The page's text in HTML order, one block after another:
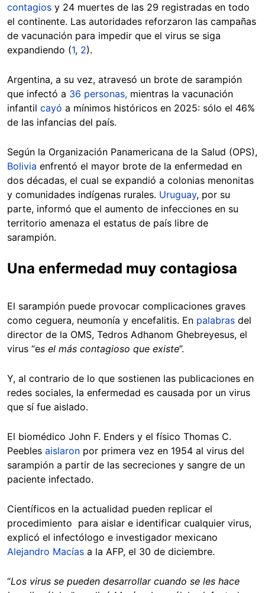
contagios y 24 muertes de las 29 registradas en todo
el continente. Las autoridades reforzaron las campañas
de vacunación para impedir que el virus se siga
expandiendo (1, 2).
Argentina, a su vez, atravesó un brote de sarampión
que infectó a 36 personas, mientras la vacunación
infantil cayó a mínimos históricos en 2025: sólo el 46%
de las infancias del país.
Según la Organización Panamericana de la Salud (OPS),
Bolivia enfrentó el mayor brote de la enfermedad en
dos décadas, el cual se expandió a colonias menonitas
y comunidades indígenas rurales. Uruguay, por su
parte, informó que el aumento de infecciones en su
territorio amenaza el estatus de país libre de
sarampión.
Una enfermedad muy contagiosa
El sarampión puede provocar complicaciones graves
como ceguera, neumonía y encefalitis. En palabras del
director de la OMS, Tedros Adhanom Ghebreyesus, el
virus “es el más contagioso que existe”.
Y, al contrario de lo que sostienen las publicaciones en
redes sociales, la enfermedad es causada por un virus
que sí fue aislado.
El biomédico John F. Enders y el físico Thomas C.
Peebles aislaron por primera vez en 1954 al virus del
sarampión a partir de las secreciones y sangre de un
paciente infectado.
Científicos en la actualidad pueden replicar el
procedimiento para aislar e identificar cualquier virus,
explicó el infectólogo e investigador mexicano
Alejandro Macías a la AFP, el 30 de diciembre.
“Los virus se pueden desarrollar cuando se les hace